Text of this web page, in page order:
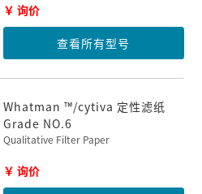
￥ 询价
查看所有型号
Whatman ™/cytiva 定性滤纸
Grade NO.6
Qualitative Filter Paper
￥ 询价